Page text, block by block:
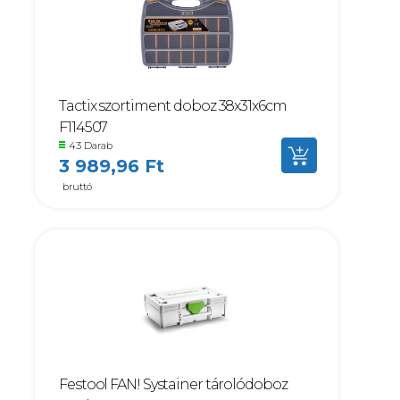
Tactix szortiment doboz 38x31x6cm
F114507
43 Darab
3 989,96 Ft
bruttó
Festool FAN! Systainer tárolódoboz